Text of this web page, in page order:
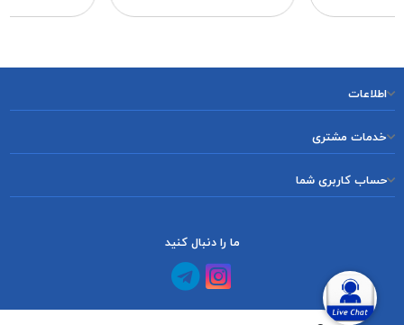
اطلاعات
خدمات مشتری
حساب کاربری شما
ما را دنبال کنید
کانال آپارات
کانال تلگرام